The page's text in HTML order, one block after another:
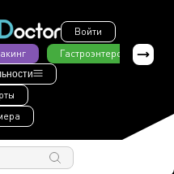
Войти
Гастроэнтерология